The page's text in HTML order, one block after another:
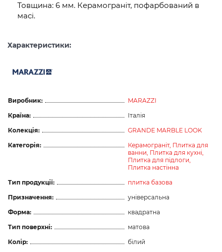
Товщина: 6 мм. Керамограніт, пофарбований в
масі.
Характеристики:
Виробник:
MARAZZI
Країна:
Італія
Колекція:
GRANDE MARBLE LOOK
Категорія:
Керамограніт, Плитка для
ванни, Плитка для кухні,
Плитка для підлоги,
Плитка настінна
Тип продукції:
плитка базова
Призначення:
універсальна
Форма:
квадратна
Тип поверхні:
матова
Колір:
білий